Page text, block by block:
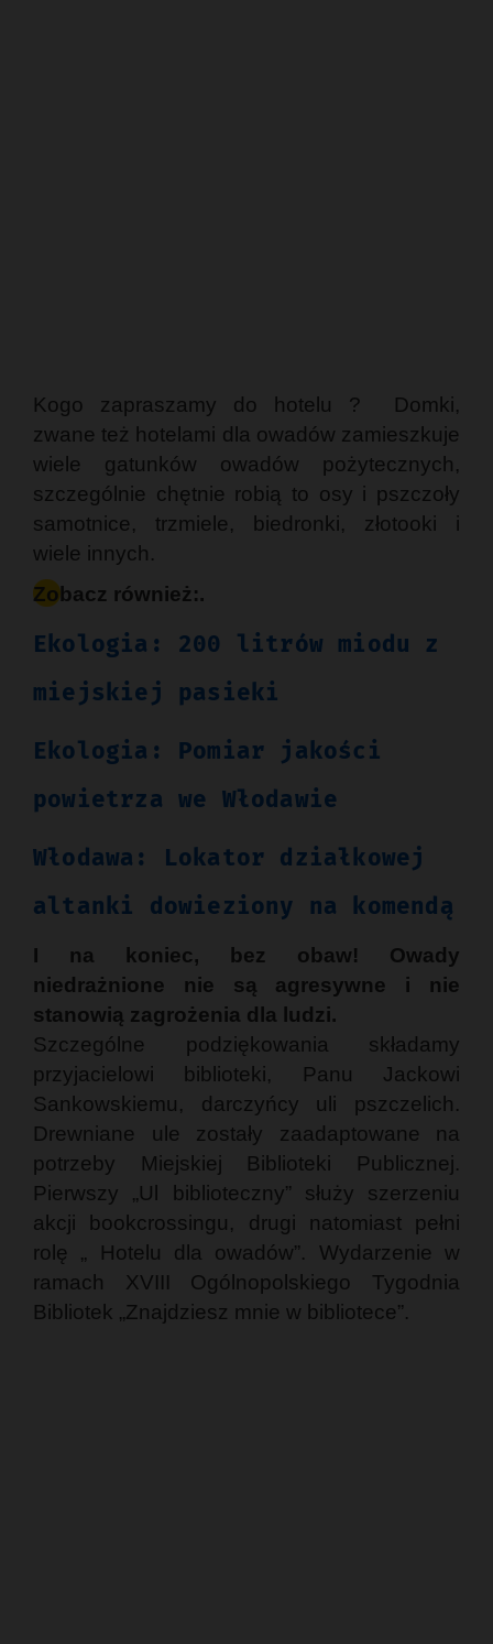
Kogo zapraszamy do hotelu ? Domki,
zwane też hotelami dla owadów zamieszkuje
wiele gatunków owadów pożytecznych,
szczególnie chętnie robią to osy i pszczoły
samotnice, trzmiele, biedronki, złotooki i
wiele innych.
Zobacz również:.
Ekologia: 200 litrów miodu z
miejskiej pasieki
Ekologia: Pomiar jakości
powietrza we Włodawie
Włodawa: Lokator działkowej
altanki dowieziony na komendą
I na koniec, bez obaw! Owady
niedrażnione nie są agresywne i nie
stanowią zagrożenia dla ludzi.
Szczególne podziękowania składamy
przyjacielowi biblioteki, Panu Jackowi
Sankowskiemu, darczyńcy uli pszczelich.
Drewniane ule zostały zaadaptowane na
potrzeby Miejskiej Biblioteki Publicznej.
Pierwszy „Ul biblioteczny” służy szerzeniu
akcji bookcrossingu, drugi natomiast pełni
rolę „ Hotelu dla owadów”. Wydarzenie w
ramach XVIII Ogólnopolskiego Tygodnia
Bibliotek „Znajdziesz mnie w bibliotece”.